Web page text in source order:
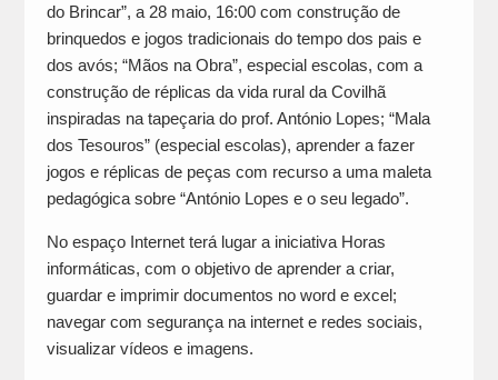
do Brincar”, a 28 maio, 16:00 com construção de
brinquedos e jogos tradicionais do tempo dos pais e
dos avós; “Mãos na Obra”, especial escolas, com a
construção de réplicas da vida rural da Covilhã
inspiradas na tapeçaria do prof. António Lopes; “Mala
dos Tesouros” (especial escolas), aprender a fazer
jogos e réplicas de peças com recurso a uma maleta
pedagógica sobre “António Lopes e o seu legado”.
No espaço Internet terá lugar a iniciativa Horas
informáticas, com o objetivo de aprender a criar,
guardar e imprimir documentos no word e excel;
navegar com segurança na internet e redes sociais,
visualizar vídeos e imagens.